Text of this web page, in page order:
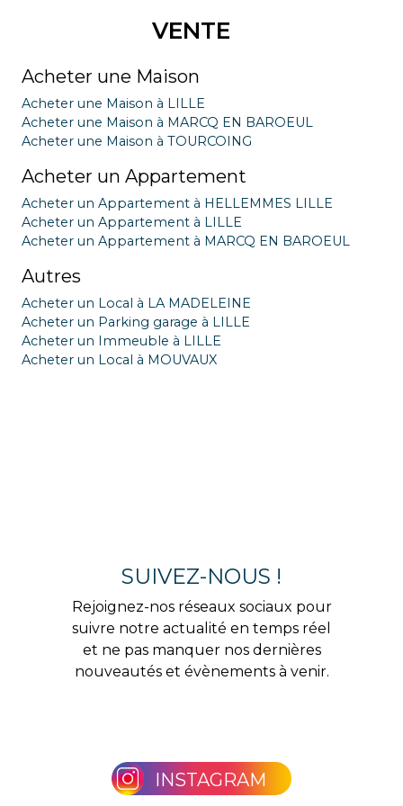
VENTE
Acheter une Maison
Acheter une Maison à LILLE
Acheter une Maison à MARCQ EN BAROEUL
Acheter une Maison à TOURCOING
Acheter un Appartement
Acheter un Appartement à HELLEMMES LILLE
Acheter un Appartement à LILLE
Acheter un Appartement à MARCQ EN BAROEUL
Autres
Acheter un Local à LA MADELEINE
Acheter un Parking garage à LILLE
Acheter un Immeuble à LILLE
Acheter un Local à MOUVAUX
SUIVEZ-NOUS !
Rejoignez-nos réseaux sociaux pour
suivre notre actualité en temps réel
et ne pas manquer nos dernières
nouveautés et évènements à venir.
INSTAGRAM